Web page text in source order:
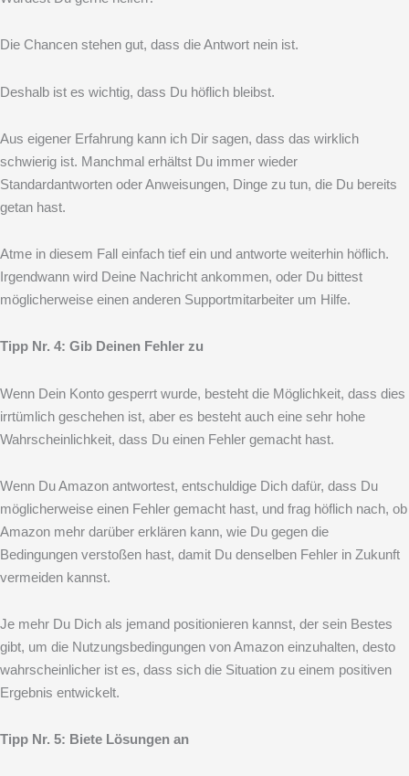
Die Chancen stehen gut, dass die Antwort nein ist.
Deshalb ist es wichtig, dass Du höflich bleibst.
Aus eigener Erfahrung kann ich Dir sagen, dass das wirklich
schwierig ist. Manchmal erhältst Du immer wieder
Standardantworten oder Anweisungen, Dinge zu tun, die Du bereits
getan hast.
Atme in diesem Fall einfach tief ein und antworte weiterhin höflich.
Irgendwann wird Deine Nachricht ankommen, oder Du bittest
möglicherweise einen anderen Supportmitarbeiter um Hilfe.
Tipp Nr. 4: Gib Deinen Fehler zu
Wenn Dein Konto gesperrt wurde, besteht die Möglichkeit, dass dies
irrtümlich geschehen ist, aber es besteht auch eine sehr hohe
Wahrscheinlichkeit, dass Du einen Fehler gemacht hast.
Wenn Du Amazon antwortest, entschuldige Dich dafür, dass Du
möglicherweise einen Fehler gemacht hast, und frag höflich nach, ob
Amazon mehr darüber erklären kann, wie Du gegen die
Bedingungen verstoßen hast, damit Du denselben Fehler in Zukunft
vermeiden kannst.
Je mehr Du Dich als jemand positionieren kannst, der sein Bestes
gibt, um die Nutzungsbedingungen von Amazon einzuhalten, desto
wahrscheinlicher ist es, dass sich die Situation zu einem positiven
Ergebnis entwickelt.
Tipp Nr. 5: Biete Lösungen an